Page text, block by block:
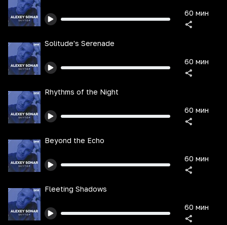
60 мин
Solitude's Serenade
60 мин
Rhythms of the Night
60 мин
Beyond the Echo
60 мин
Fleeting Shadows
60 мин